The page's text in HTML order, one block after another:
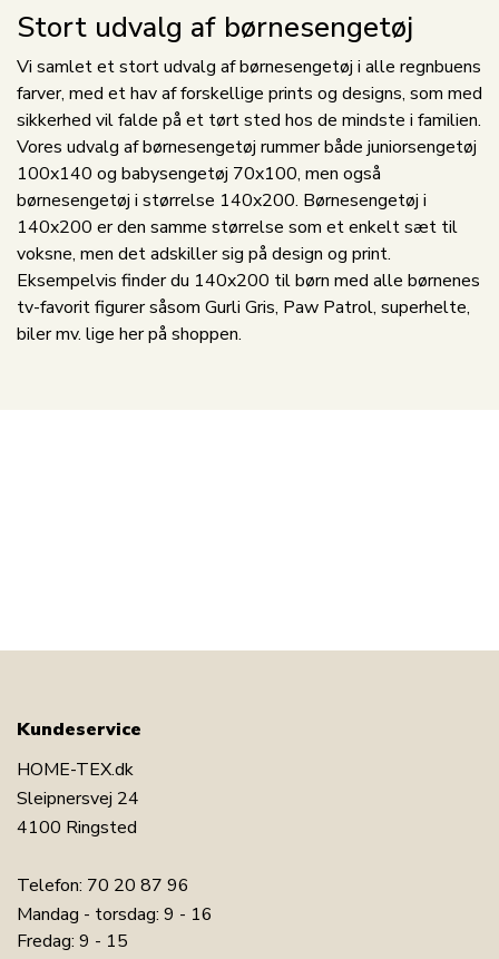
Stort udvalg af børnesengetøj
Vi samlet et stort udvalg af børnesengetøj i alle regnbuens
farver, med et hav af forskellige prints og designs, som med
sikkerhed vil falde på et tørt sted hos de mindste i familien.
Vores udvalg af børnesengetøj rummer både juniorsengetøj
100x140 og babysengetøj 70x100, men også
børnesengetøj i størrelse 140x200. Børnesengetøj i
140x200 er den samme størrelse som et enkelt sæt til
voksne, men det adskiller sig på design og print.
Eksempelvis finder du 140x200 til børn med alle børnenes
tv-favorit figurer såsom Gurli Gris, Paw Patrol, superhelte,
biler mv. lige her på shoppen.
Kundeservice
HOME-TEX.dk
Sleipnersvej 24
4100 Ringsted
Telefon: 70 20 87 96
Mandag - torsdag: 9 - 16
Fredag: 9 - 15